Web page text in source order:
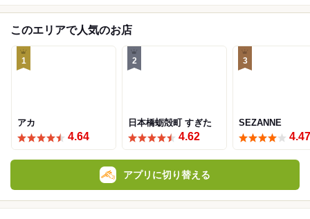
このエリアで人気のお店
1
アカ
4.64
2
日本橋蛎殻町 すぎた
4.62
3
SEZANNE
4.47
アプリに切り替える